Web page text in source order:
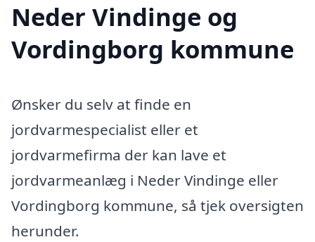
Neder Vindinge og
Vordingborg kommune
Ønsker du selv at finde en
jordvarmespecialist eller et
jordvarmefirma der kan lave et
jordvarmeanlæg i Neder Vindinge eller
Vordingborg kommune, så tjek oversigten
herunder.